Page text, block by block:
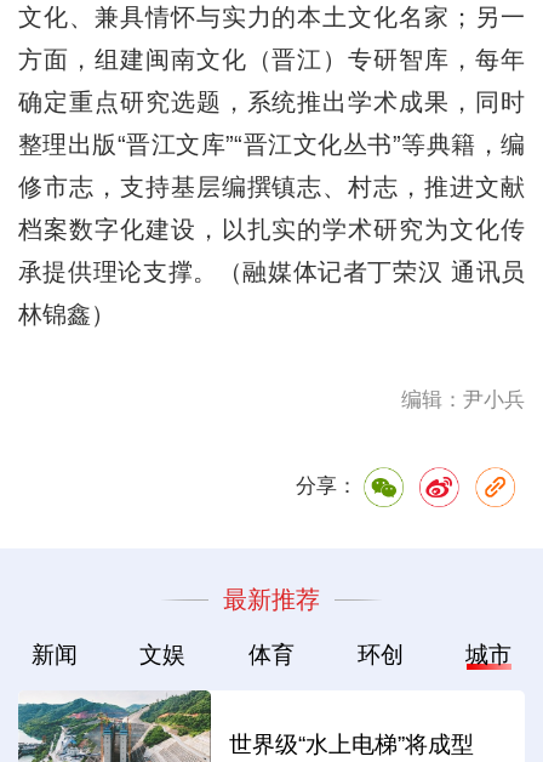
文化、兼具情怀与实力的本土文化名家；另一
方面，组建闽南文化（晋江）专研智库，每年
确定重点研究选题，系统推出学术成果，同时
整理出版“晋江文库”“晋江文化丛书”等典籍，编
修市志，支持基层编撰镇志、村志，推进文献
档案数字化建设，以扎实的学术研究为文化传
承提供理论支撑。（融媒体记者丁荣汉 通讯员
林锦鑫）
编辑：尹小兵
分享：
最新推荐
新闻 文娱 体育 环创 城市
世界级“水上电梯”将成型